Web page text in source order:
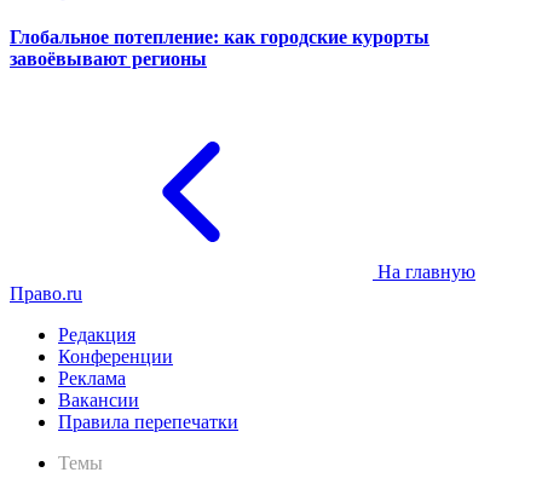
Глобальное потепление: как городские курорты
завоёвывают регионы
На главную
Право.ru
Редакция
Конференции
Реклама
Вакансии
Правила перепечатки
Темы